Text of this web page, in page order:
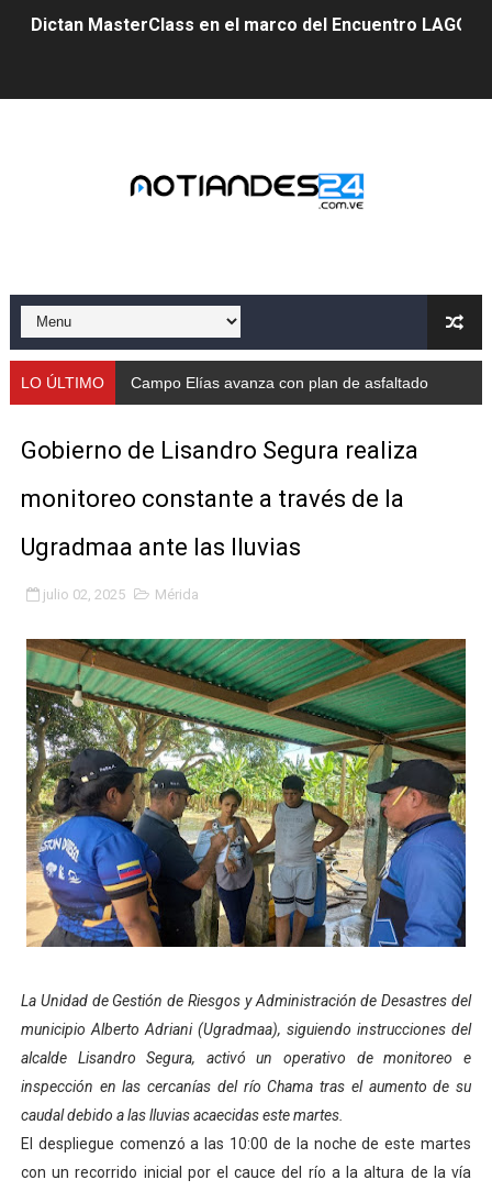
Dictan MasterClass en el marco del Encuentro LAGO
Gobernador Arnaldo Sánchez apadrina a más de 993
Mérida fortalece su reserva deportiva de cara a
Gobernación de Mérida instalará mesa de trabajo con
Fundecem ofrece taller de bordado en punto de cruz
Instituto Nacional de Nutrición celebra Semana
Gobernación de Mérida fortalece el desarrollo
Corposalud inició talleres para aspirantes al curso de
Fortalecen formación académica de médicos en
Fortaleciendo la economía comunal en El Vigía con
Campo Elías consolida plan de bacheo en el sector La
El Lactario del Iahula celebra la Semana Mundial de la
Plan Vacacional "Venezuela Ríe 2026" brinda
Iniciación al yoga reúne a diversos clubes deportivos
Mincomunas impulsa el autogobierno en Mérida con
LO ÚLTIMO Campo Elías avanza con plan de asfaltado
Gobierno de Lisandro Segura realiza
monitoreo constante a través de la
Ugradmaa ante las lluvias
julio 02, 2025 Mérida
La Unidad de Gestión de Riesgos y Administración de Desastres del
municipio Alberto Adriani (Ugradmaa), siguiendo instrucciones del
alcalde Lisandro Segura, activó un operativo de monitoreo e
inspección en las cercanías del río Chama tras el aumento de su
caudal debido a las lluvias acaecidas este martes.
El despliegue comenzó a las 10:00 de la noche de este martes
con un recorrido inicial por el cauce del río a la altura de la vía